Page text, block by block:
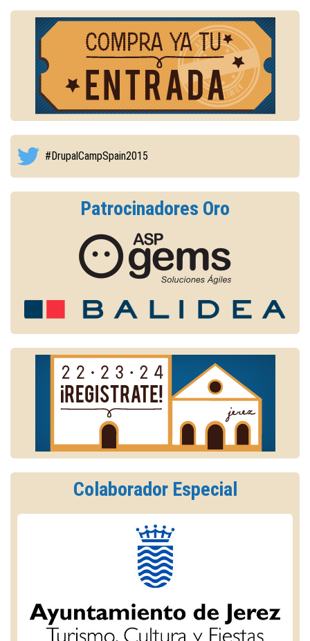
#DrupalCampSpain2015
Patrocinadores Oro
Colaborador Especial